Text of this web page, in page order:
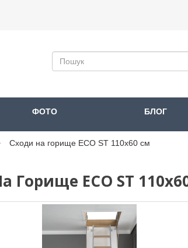
ФОТО БЛОГ
Сходи на горище ECO ST 110x60 см
Горище ECO ST